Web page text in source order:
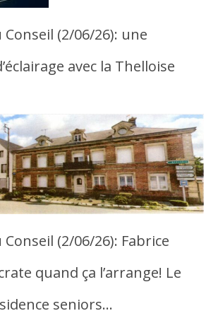
Conseil (2/06/26): une
avec la Thelloise
Conseil (2/06/26): Fabrice
quand ça l’arrange! Le
seniors…